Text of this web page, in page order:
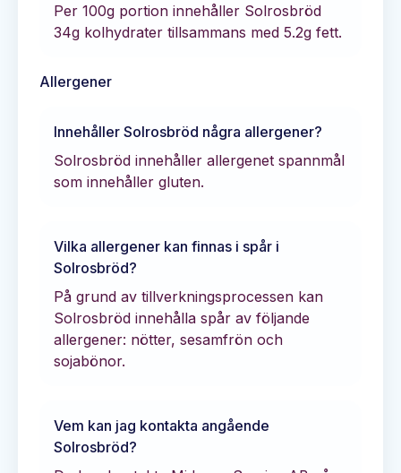
Per 100g portion innehåller Solrosbröd
34g kolhydrater tillsammans med 5.2g fett.
Allergener
Innehåller Solrosbröd några allergener?
Solrosbröd innehåller allergenet spannmål
som innehåller gluten.
Vilka allergener kan finnas i spår i
Solrosbröd?
På grund av tillverkningsprocessen kan
Solrosbröd innehålla spår av följande
allergener: nötter, sesamfrön och
sojabönor.
Vem kan jag kontakta angående
Solrosbröd?